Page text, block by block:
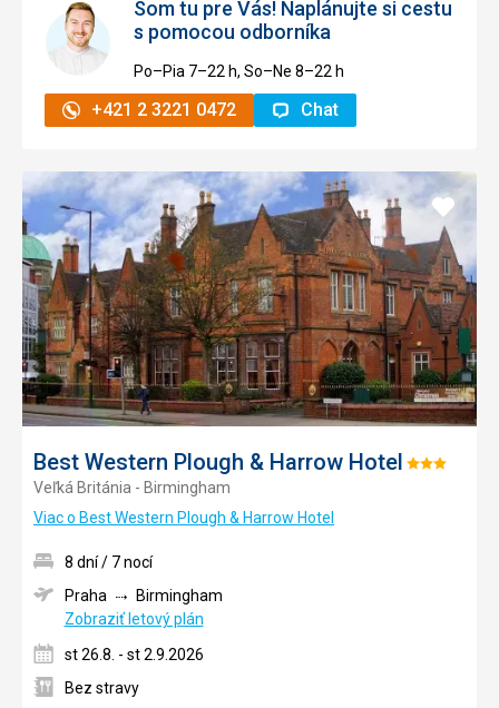
Som tu pre Vás! Naplánujte si cestu
s pomocou odborníka
Po–Pia 7–⁠⁠⁠⁠⁠⁠22 h, So–Ne 8–⁠⁠⁠⁠⁠⁠22 h
+421 2 3221 0472 Chat
Best Western Plough & Harrow Hotel Hodnotenie:
Veľká Británia - Birmingham
Viac o Best Western Plough & Harrow Hotel
Pridať
do
8 dní / 7 nocí
Praha
Birmingham
Zobraziť letový plán
st 26.8. - st 2.9.2026
Bez stravy